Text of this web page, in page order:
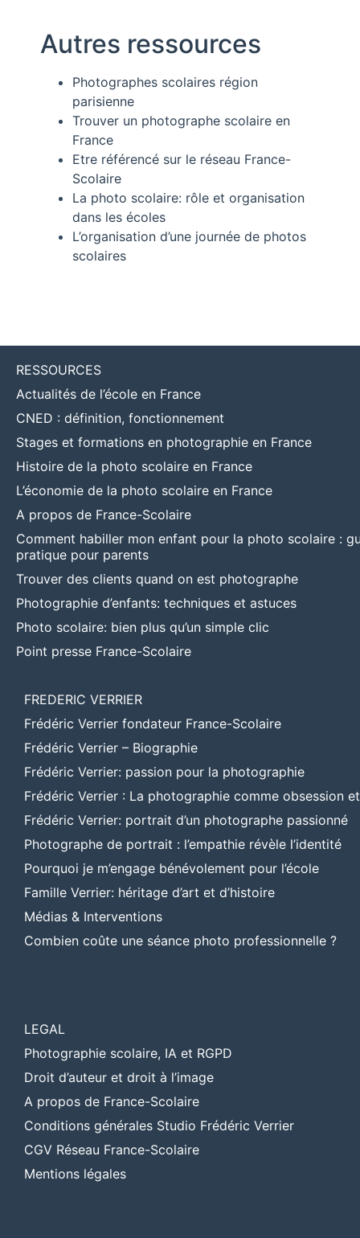
Autres ressources
Photographes scolaires région
parisienne
Trouver un photographe scolaire en
France
Etre référencé sur le réseau France-
Scolaire
La photo scolaire: rôle et organisation
dans les écoles
L’organisation d’une journée de photos
scolaires
RESSOURCES
Actualités de l’école en France
CNED : définition, fonctionnement
Stages et formations en photographie en France
Histoire de la photo scolaire en France
L’économie de la photo scolaire en France
A propos de France-Scolaire
Comment habiller mon enfant pour la photo scolaire :
pratique pour parents
Trouver des clients quand on est photographe
Photographie d’enfants: techniques et astuces
Photo scolaire: bien plus qu’un simple clic
Point presse France-Scolaire
FREDERIC VERRIER
Frédéric Verrier fondateur France-Scolaire
Frédéric Verrier – Biographie
Frédéric Verrier: passion pour la photographie
Frédéric Verrier : La photographie comme obsession
Frédéric Verrier: portrait d’un photographe passionné
Photographe de portrait : l’empathie révèle l’identité
Pourquoi je m’engage bénévolement pour l’école
Famille Verrier: héritage d’art et d’histoire
Médias & Interventions
Combien coûte une séance photo professionnelle ?
LEGAL
Photographie scolaire, IA et RGPD
Droit d’auteur et droit à l’image
A propos de France-Scolaire
Conditions générales Studio Frédéric Verrier
CGV Réseau France-Scolaire
Mentions légales